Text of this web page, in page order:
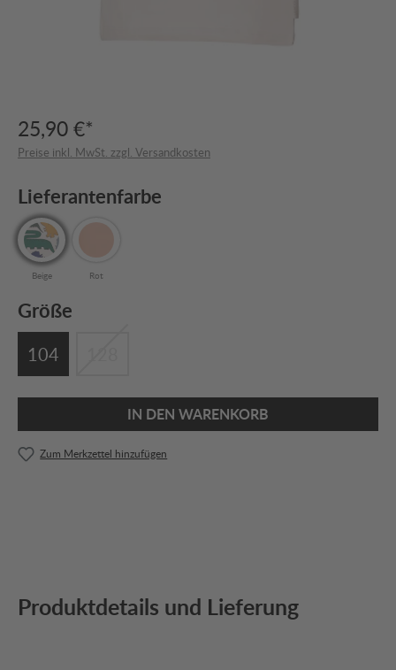
25,90 €*
Preise inkl. MwSt. zzgl. Versandkosten
Lieferantenfarbe
Beige Rot
Größe
104
IN DEN WARENKORB
Zum Merkzettel hinzufügen
Produktdetails und Lieferung